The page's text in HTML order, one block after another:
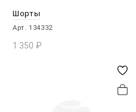
Шорты
Арт. 134332
1 350 ₽